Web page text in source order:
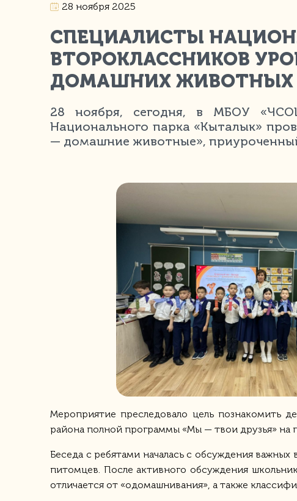
28 ноября 2025
СПЕЦИАЛИСТЫ
ВТОРОКЛАССНИКОВ
ДОМАШНИХ ЖИВОТНЫХ
28 ноября, сегодня, в МБОУ
Национального парка «Кыталык»
— домашние животные»,
Мероприятие преследовало цель познакомить
района полной программы «Мы — твои друзья» на
Беседа с ребятами началась с обсуждения
питомцев. После активного обсуждения
отличается от «одомашнивания», а также